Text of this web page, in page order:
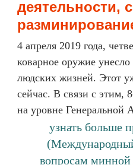
деятельности,
4 апреля 2019 года,
коварное оружие
людских жизней. Этот
сейчас. В связи с этим,
на уровне
узнать больше
вопросам